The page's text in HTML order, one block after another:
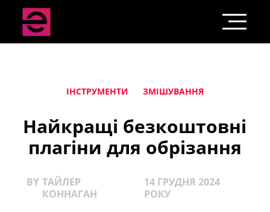
ІНСТРУМЕНТИ ЗМІШУВАННЯ
Найкращі безкоштовні
плагіни для обрізання
BY ТАЙЛЕР
КОННАГАН
14 ГРУДНЯ 2024
РОКУ